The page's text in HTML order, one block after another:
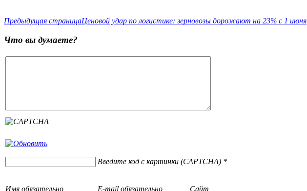
Предыдущая страницаЦеновой удар по логистике: зерновозы дорожают на 23% с 1 июня
Что вы думаете?
Введите код с картинки (CAPTCHA) *
Имя обязательно E-mail обязательно Сайт